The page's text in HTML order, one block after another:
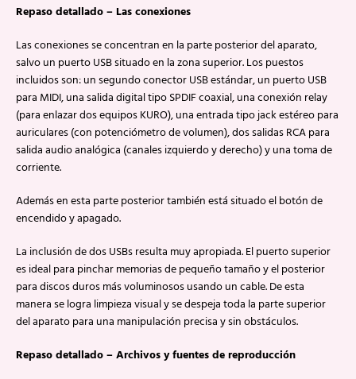
Repaso detallado – Las conexiones
Las conexiones se concentran en la parte posterior del aparato,
salvo un puerto USB situado en la zona superior. Los puestos
incluidos son: un segundo conector USB estándar, un puerto USB
para MIDI, una salida digital tipo SPDIF coaxial, una conexión relay
(para enlazar dos equipos KURO), una entrada tipo jack estéreo para
auriculares (con potenciómetro de volumen), dos salidas RCA para
salida audio analógica (canales izquierdo y derecho) y una toma de
corriente.
Además en esta parte posterior también está situado el botón de
encendido y apagado.
La inclusión de dos USBs resulta muy apropiada. El puerto superior
es ideal para pinchar memorias de pequeño tamaño y el posterior
para discos duros más voluminosos usando un cable. De esta
manera se logra limpieza visual y se despeja toda la parte superior
del aparato para una manipulación precisa y sin obstáculos.
Repaso detallado – Archivos y fuentes de reproducción